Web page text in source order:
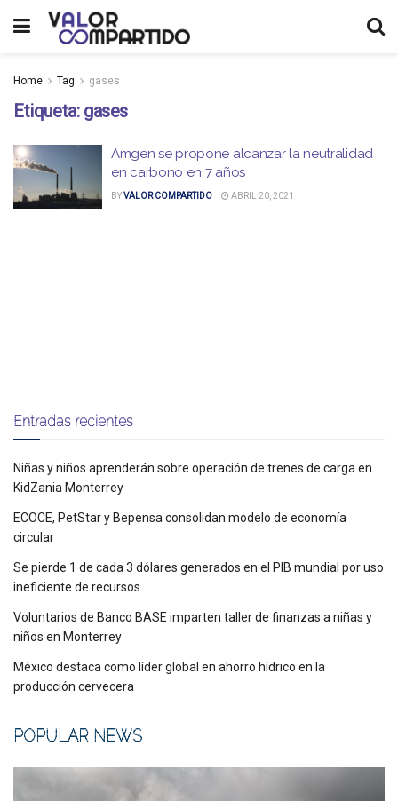
Home Tag gases
Etiqueta: gases
Amgen se propone alcanzar la neutralidad
en carbono en 7 años
BYVALOR COMPARTIDO ABRIL 20, 2021
Entradas recientes
Niñas y niños aprenderán sobre operación de trenes de carga en
KidZania Monterrey
ECOCE, PetStar y Bepensa consolidan modelo de economía
circular
Se pierde 1 de cada 3 dólares generados en el PIB mundial por uso
ineficiente de recursos
Voluntarios de Banco BASE imparten taller de finanzas a niñas y
niños en Monterrey
México destaca como líder global en ahorro hídrico en la
producción cervecera
POPULAR NEWS